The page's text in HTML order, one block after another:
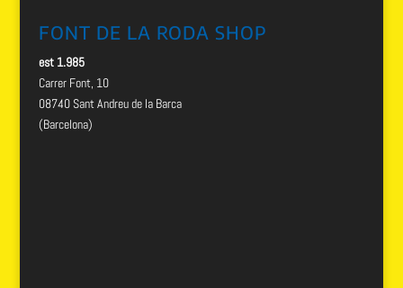
FONT DE LA RODA SHOP
est 1.985
Carrer Font, 10
08740 Sant Andreu de la Barca
(Barcelona)